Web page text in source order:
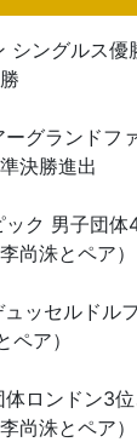
シングルス優
グランドフ
決勝進出
ク 男子団
尚洙とペア）
ッセルドル
ア）
ロンドン3
尚洙とペア）